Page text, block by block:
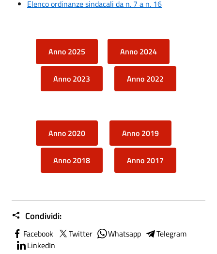
Elenco ordinanze sindacali da n. 7 a n. 16
Anno 2025 Anno 2024
Anno 2023 Anno 2022
Anno 2020 Anno 2019
Anno 2018 Anno 2017
Condividi:
Facebook Twitter Whatsapp
Telegram
LinkedIn